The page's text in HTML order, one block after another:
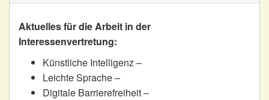
Aktuelles für die Arbeit in der
Interessenvertretung:
Künstliche Intelligenz –
Leichte Sprache –
Digitale Barrierefreiheit –